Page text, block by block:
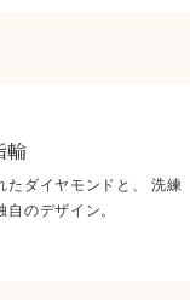
輪
たダイヤモンドと、 洗練
自のデザイン。